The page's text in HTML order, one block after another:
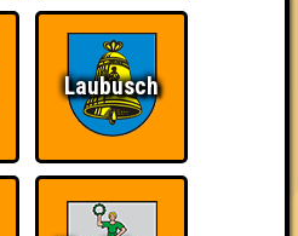
Last of Us
Laubusch